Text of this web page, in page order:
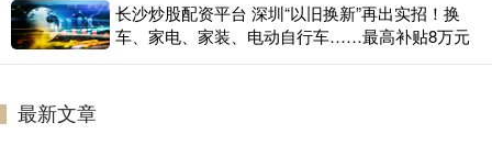
长沙炒股配资平台 深圳“以旧换新”再出实招！换
车、家电、家装、电动自行车……最高补贴8万元
最新文章